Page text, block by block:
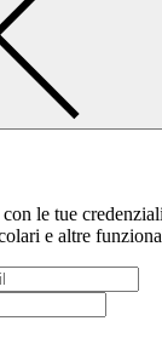
le tue
e altre